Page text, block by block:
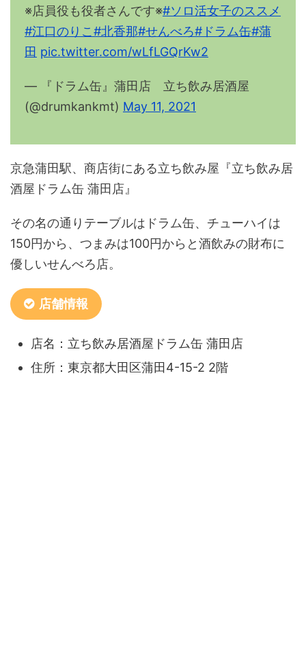
※店員役も役者さんです※#ソロ活女子のススメ
#江口のりこ #北香那#せんべろ#ドラム缶#蒲
田 pic.twitter.com/wLfLGQrKw2
— 『ドラム缶』蒲田店 立ち飲み居酒屋
(@drumkankmt) May 11, 2021
京急蒲田駅、商店街にある立ち飲み屋『立ち飲み居
酒屋ドラム缶 蒲田店』
その名の通りテーブルはドラム缶、チューハイは
150円から、つまみは100円からと酒飲みの財布に
優しいせんべろ店。
店舗情報
店名：立ち飲み居酒屋ドラム缶 蒲田店
住所：東京都大田区蒲田4-15-2 2階